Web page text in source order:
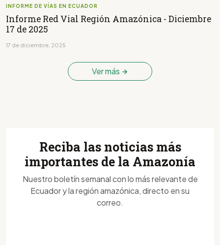
INFORME DE VÍAS EN ECUADOR
Informe Red Vial Región Amazónica - Diciembre
17 de 2025
17 de diciembre, 2025
Ver más
Reciba las noticias más
importantes de la Amazonía
Nuestro boletín semanal con lo más relevante de
Ecuador y la región amazónica, directo en su
correo.